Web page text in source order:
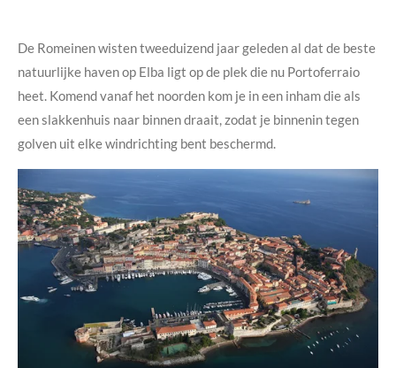
De Romeinen wisten tweeduizend jaar geleden al dat de beste
natuurlijke haven op Elba ligt op de plek die nu Portoferraio
heet. Komend vanaf het noorden kom je in een inham die als
een slakkenhuis naar binnen draait, zodat je binnenin tegen
golven uit elke windrichting bent beschermd.